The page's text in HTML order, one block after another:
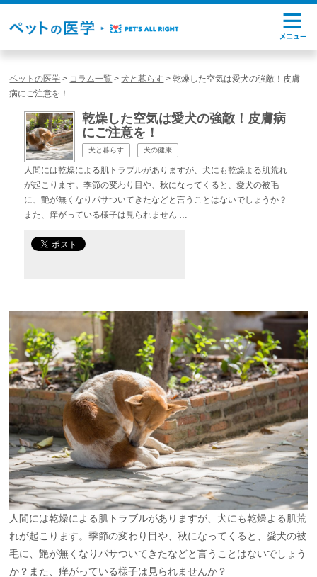
ペットの医学 > コラム一覧 >犬と暮らす >乾燥した空気は愛犬の強敵！皮膚
病にご注意を！
乾燥した空気は愛犬の強敵！皮膚病
にご注意を！
犬と暮らす 犬の健康
人間には乾燥による肌トラブルがありますが、犬にも乾燥よる肌荒れ
が起こります。季節の変わり目や、秋になってくると、愛犬の被毛
に、艶が無くなりパサついてきたなどと言うことはないでしょうか？
また、痒がっている様子は見られません …
人間には乾燥による肌トラブルがありますが、犬にも乾燥よる肌荒
れが起こります。季節の変わり目や、秋になってくると、愛犬の被
毛に、艶が無くなりパサついてきたなどと言うことはないでしょう
か？また、痒がっている様子は見られませんか？